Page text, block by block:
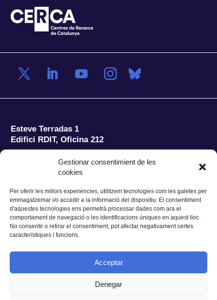
Gestionar consentimient de les
cookies
Per oferir les millors experiències, utilitzem tecnologies com les galetes per
emmagatzemar i/o accedir a la informació del dispositiu. El consentiment
d'aquestes tecnologies ens permetrà processar dades com ara el
comportament de navegació o les identificacions úniques en aquest lloc.
No consentir o retirar el consentiment, pot afectar negativament certes
característiques i funcions.
Acceptar
Denegar
Esteve Terradas 1
Edifici RDIT, Oficina 212
Parc Mediterrani de la Tecnologia (PMT)
del Baix Llobregat – UPC
Tel.:+34 93 280 2088
Fax:+34 93 280 6395
E-mail:ieec@ieec.cat
CONTACTE